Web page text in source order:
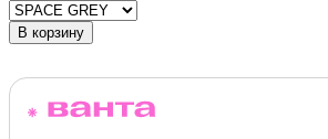
В корзину